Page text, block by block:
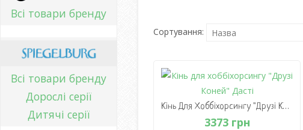
Всі товари бренду
Всі товари бренду
Дорослі серії
Дитячі серії
Сортування:
Кінь Для Хоббіхорсингу "Друзі Коней" Дасті
3373 грн